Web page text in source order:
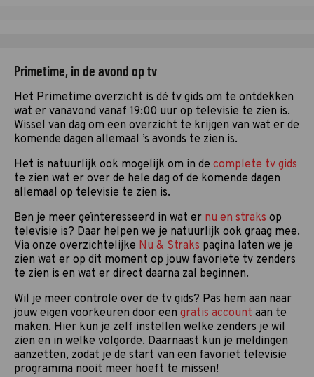
Primetime, in de avond op tv
Het Primetime overzicht is dé tv gids om te ontdekken
wat er vanavond vanaf 19:00 uur op televisie te zien is.
Wissel van dag om een overzicht te krijgen van wat er de
komende dagen allemaal ’s avonds te zien is.
Het is natuurlijk ook mogelijk om in de complete tv gids
te zien wat er over de hele dag of de komende dagen
allemaal op televisie te zien is.
Ben je meer geïnteresseerd in wat er nu en straks op
televisie is? Daar helpen we je natuurlijk ook graag mee.
Via onze overzichtelijke Nu & Straks pagina laten we je
zien wat er op dit moment op jouw favoriete tv zenders
te zien is en wat er direct daarna zal beginnen.
Wil je meer controle over de tv gids? Pas hem aan naar
jouw eigen voorkeuren door een gratis account aan te
maken. Hier kun je zelf instellen welke zenders je wil
zien en in welke volgorde. Daarnaast kun je meldingen
aanzetten, zodat je de start van een favoriet televisie
programma nooit meer hoeft te missen!